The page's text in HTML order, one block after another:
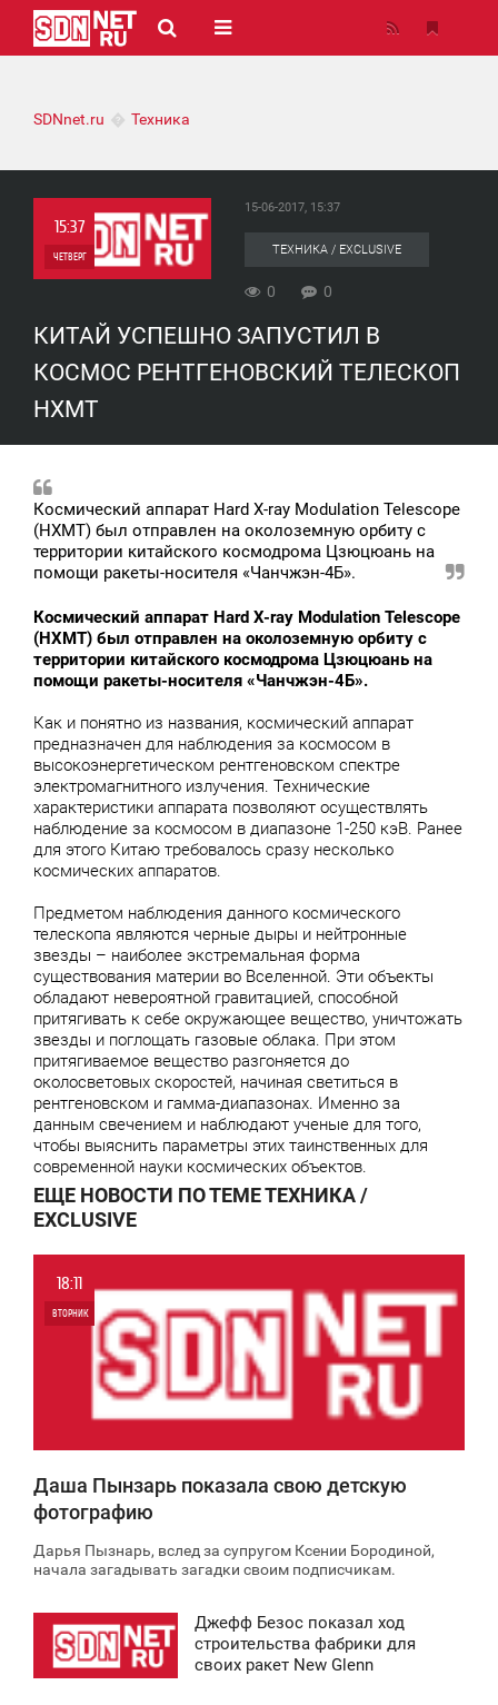
SDNnet.ru Техника
15:37
ЧЕТВЕРГ
15-06-2017, 15:37
ТЕХНИКА / EXCLUSIVE
0 0
КИТАЙ УСПЕШНО ЗАПУСТИЛ В
КОСМОС РЕНТГЕНОВСКИЙ ТЕЛЕСКОП
HXMT
Космический аппарат Hard X-ray Modulation Telescope
(HXMT) был отправлен на околоземную орбиту с
территории китайского космодрома Цзюцюань на
помощи ракеты-носителя «Чанчжэн-4Б».
Космический аппарат Hard X-ray Modulation Telescope
(HXMT) был отправлен на околоземную орбиту с
территории китайского космодрома Цзюцюань на
помощи ракеты-носителя «Чанчжэн-4Б».
Как и понятно из названия, космический аппарат
предназначен для наблюдения за космосом в
высокоэнергетическом рентгеновском спектре
электромагнитного излучения. Технические
характеристики аппарата позволяют осуществлять
наблюдение за космосом в диапазоне 1-250 кэВ. Ранее
для этого Китаю требовалось сразу несколько
космических аппаратов.
Предметом наблюдения данного космического
телескопа являются черные дыры и нейтронные
звезды – наиболее экстремальная форма
существования материи во Вселенной. Эти объекты
обладают невероятной гравитацией, способной
притягивать к себе окружающее вещество, уничтожать
звезды и поглощать газовые облака. При этом
притягиваемое вещество разгоняется до
околосветовых скоростей, начиная светиться в
рентгеновском и гамма-диапазонах. Именно за
данным свечением и наблюдают ученые для того,
чтобы выяснить параметры этих таинственных для
современной науки космических объектов.
ЕЩЕ НОВОСТИ ПО ТЕМЕ ТЕХНИКА /
EXCLUSIVE
18:11
ВТОРНИК
Даша Пынзарь показала свою детскую
фотографию
Дарья Пызнарь, вслед за супругом Ксении Бородиной,
начала загадывать загадки своим подписчикам.
Джефф Безос показал ход
строительства фабрики для
своих ракет New Glenn